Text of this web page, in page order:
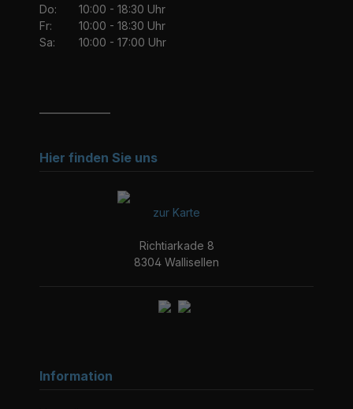
Do:
10:00 - 18:30 Uhr
Fr:
10:00 - 18:30 Uhr
Sa:
10:00 - 17:00 Uhr
Hier finden Sie uns
zur Karte
Richtiarkade 8
8304 Wallisellen
Information